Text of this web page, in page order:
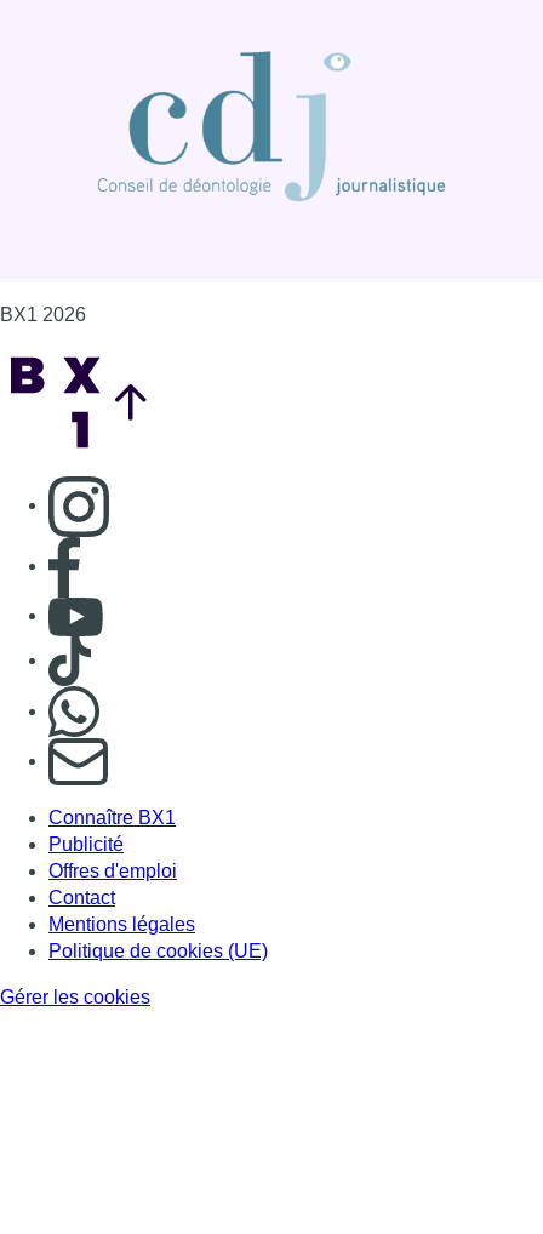
BX1 2026
Consulter page Instagram
Consulter page Facebook
Consulter Youtube
Consulter TikTok
S'abonner à notre newsletter
Connaître BX1
Publicité
Offres d'emploi
Contact
Mentions légales
Politique de cookies (UE)
Gérer les cookies